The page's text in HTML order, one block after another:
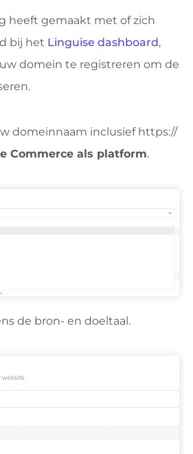
heeft gemaakt met of zich
bij het Linguise dashboard,
domein te registreren om de
domeinnaam inclusief https://
Commerce als platform.
de bron- en doeltaal.